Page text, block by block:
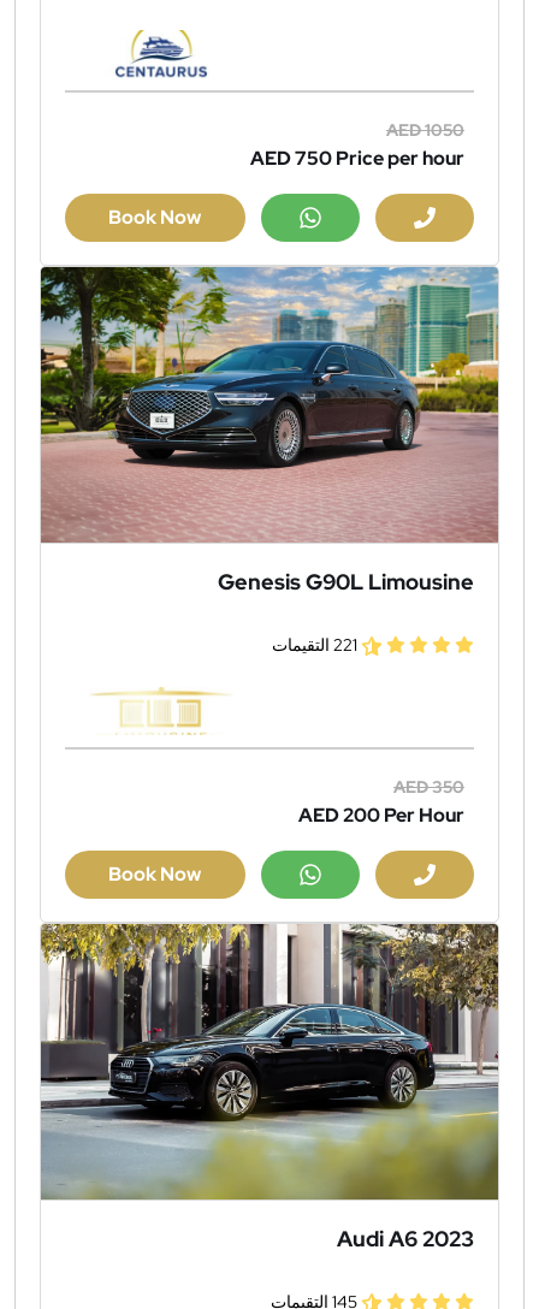
AED 1050
AED 750Price per hour
Book Now
Genesis G90L Limousine
221 التقيمات
AED 350
AED 200Per Hour
Book Now
Audi A6 2023
145 التقيمات